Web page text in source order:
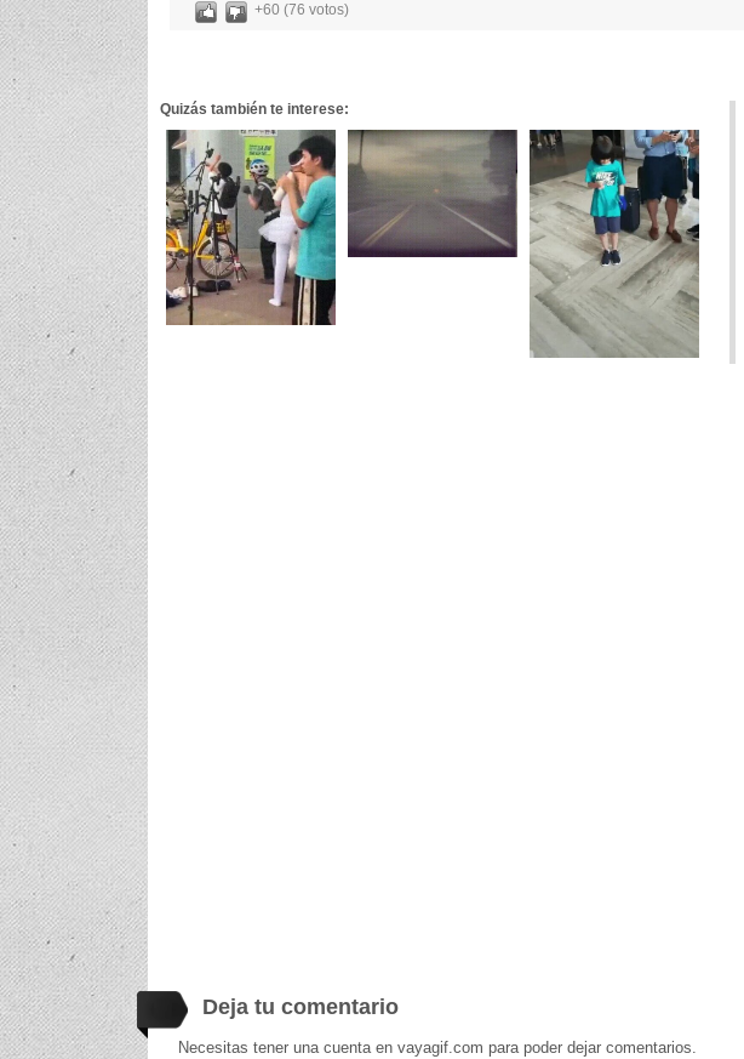
+60 (76 votos)
Quizás también te interese:
Deja tu comentario
Necesitas tener una cuenta en vayagif.com para poder dejar comentarios.